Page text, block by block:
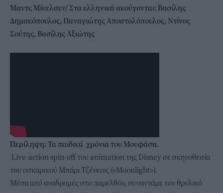
Μαντς Μίκελσεν/ Στα ελληνικά ακούγονται: Βασίλης
Δημακόπουλος, Παναγιώτης Αποστολόπουλος, Ντίνος
Σούτης, Βασίλης Αξιώτης
Περίληψη: Τα παιδικά χρόνια του Μουφάσα.
Live-action spin-off του animation της Disney σε σκηνοθεσία
του οσκαρικού Μπάρι Τζένκινς («Moonlight»).
Μέσα από αναδρομές στο παρελθόν, συναντάμε τον θρυλικό